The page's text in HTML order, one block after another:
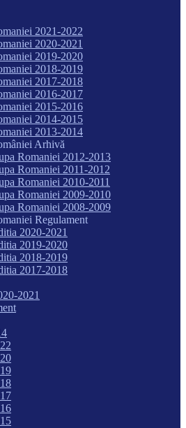
2021-2022
2020-2021
2019-2020
2018-2019
2017-2018
2016-2017
2015-2016
2014-2015
2013-2014
Arhivă
Romaniei 2012-2013
Romaniei 2011-2012
Romaniei 2010-2011
Romaniei 2009-2010
Romaniei 2008-2009
Regulament
2020-2021
2019-2020
2018-2019
2017-2018
2021